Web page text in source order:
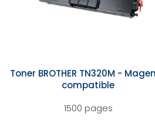
Toner BROTHER TN320M -
compatible
1500 pages